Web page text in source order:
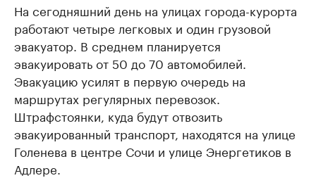
На сегодняшний день на улицах города-курорта
работают четыре легковых и один грузовой
эвакуатор. В среднем планируется
эвакуировать от 50 до 70 автомобилей.
Эвакуацию усилят в первую очередь на
маршрутах регулярных перевозок.
Штрафстоянки, куда будут отвозить
эвакуированный транспорт, находятся на улице
Голенева в центре Сочи и улице Энергетиков в
Адлере.